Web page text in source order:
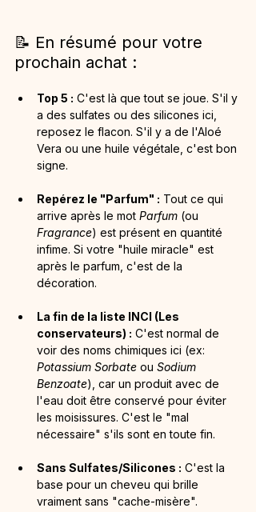
📝 En résumé pour votre
prochain achat :
Top 5 : C'est là que tout se joue. S'il y
a des sulfates ou des silicones ici,
reposez le flacon. S'il y a de l'Aloé
Vera ou une huile végétale, c'est bon
signe.
Repérez le "Parfum" : Tout ce qui
arrive après le mot Parfum (ou
Fragrance) est présent en quantité
infime. Si votre "huile miracle" est
après le parfum, c'est de la
décoration.
La fin de la liste INCI (Les
conservateurs) : C'est normal de
voir des noms chimiques ici (ex:
Potassium Sorbate ou Sodium
Benzoate), car un produit avec de
l'eau doit être conservé pour éviter
les moisissures. C'est le "mal
nécessaire" s'ils sont en toute fin.
Sans Sulfates/Silicones : C'est la
base pour un cheveu qui brille
vraiment sans "cache-misère".